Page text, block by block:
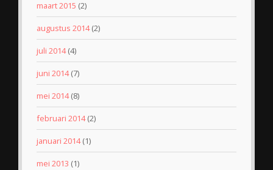
maart 2015 (2)
augustus 2014(2)
juli 2014(4)
juni 2014(7)
mei 2014(8)
februari 2014(2)
januari 2014(1)
mei 2013 (1)